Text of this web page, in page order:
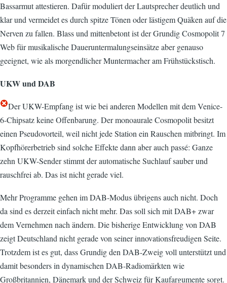
Bassarmut attestieren. Dafür moduliert der Lautsprecher deutlich und
klar und vermeidet es durch spitze Tönen oder lästigem Quäken auf die
Nerven zu fallen. Blass und mittenbetont ist der Grundig Cosmopolit 7
Web für musikalische Daueruntermalungseinsätze aber genauso
geeignet, wie als morgendlicher Muntermacher am Frühstückstisch.
UKW und DAB
Der UKW-Empfang ist wie bei anderen Modellen mit dem Venice-
6-Chipsatz keine Offenbarung. Der monoaurale Cosmopolit besitzt
einen Pseudovorteil, weil nicht jede Station ein Rauschen mitbringt. Im
Kopfhörerbetrieb sind solche Effekte dann aber auch passé: Ganze
zehn UKW-Sender stimmt der automatische Suchlauf sauber und
rauschfrei ab. Das ist nicht gerade viel.
Mehr Programme gehen im DAB-Modus übrigens auch nicht. Doch
da sind es derzeit einfach nicht mehr. Das soll sich mit DAB+ zwar
dem Vernehmen nach ändern. Die bisherige Entwicklung von DAB
zeigt Deutschland nicht gerade von seiner innovationsfreudigen Seite.
Trotzdem ist es gut, dass Grundig den DAB-Zweig voll unterstützt und
damit besonders in dynamischen DAB-Radiomärkten wie
Großbritannien, Dänemark und der Schweiz für Kaufargumente sorgt.